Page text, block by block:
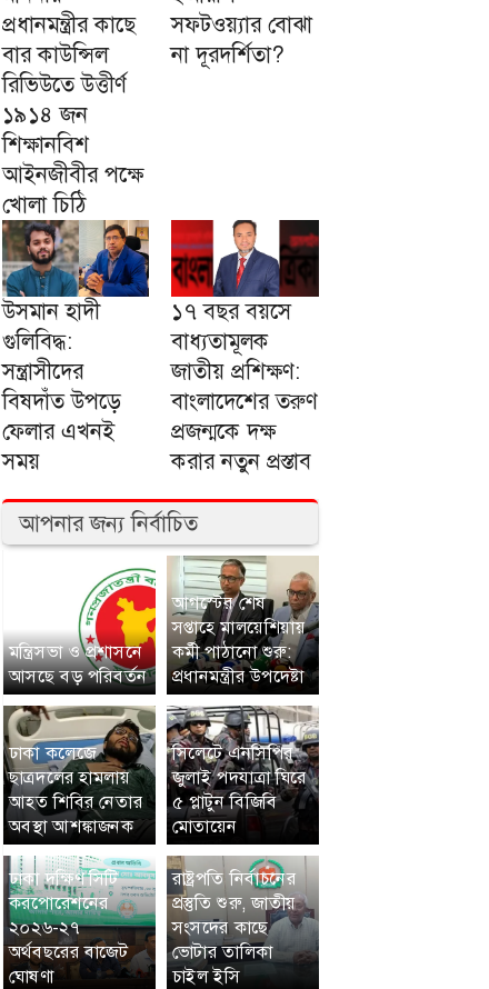
প্রধানমন্ত্রীর কাছে
বার কাউন্সিল
রিভিউতে উত্তীর্ণ
১৯১৪ জন
শিক্ষানবিশ
আইনজীবীর পক্ষে
খোলা চিঠি
সফটওয়্যার বোঝা
না দূরদর্শিতা?
উসমান হাদী
গুলিবিদ্ধ:
সন্ত্রাসীদের
বিষদাঁত উপড়ে
ফেলার এখনই
সময়
১৭ বছর বয়সে
বাধ্যতামূলক
জাতীয় প্রশিক্ষণ:
বাংলাদেশের তরুণ
প্রজন্মকে দক্ষ
করার নতুন প্রস্তাব
আপনার জন্য নির্বাচিত
মন্ত্রিসভা ও প্রশাসনে
আসছে বড় পরিবর্তন
আগস্টের শেষ
সপ্তাহে মালয়েশিয়ায়
কর্মী পাঠানো শুরু:
প্রধানমন্ত্রীর উপদেষ্টা
ঢাকা কলেজে
ছাত্রদলের হামলায়
আহত শিবির নেতার
অবস্থা আশঙ্কাজনক
সিলেটে এনসিপির
জুলাই পদযাত্রা ঘিরে
৫ প্লাটুন বিজিবি
মোতায়েন
ঢাকা দক্ষিণ সিটি
করপোরেশনের
২০২৬-২৭
অর্থবছরের বাজেট
ঘোষণা
রাষ্ট্রপতি নির্বাচনের
প্রস্তুতি শুরু, জাতীয়
সংসদের কাছে
ভোটার তালিকা
চাইল ইসি